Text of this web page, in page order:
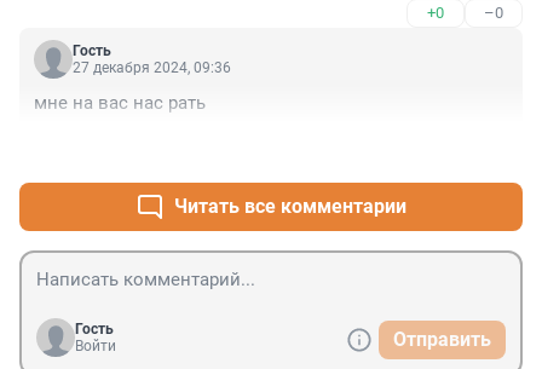
+0 –0
Гость
27 декабря 2024, 09:36
мне на вас нас рать
Читать все комментарии
Гость
Войти
Отправить